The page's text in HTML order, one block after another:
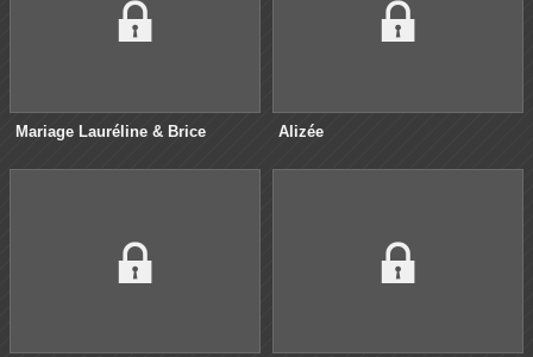
Mariage Lauréline & Brice Alizée